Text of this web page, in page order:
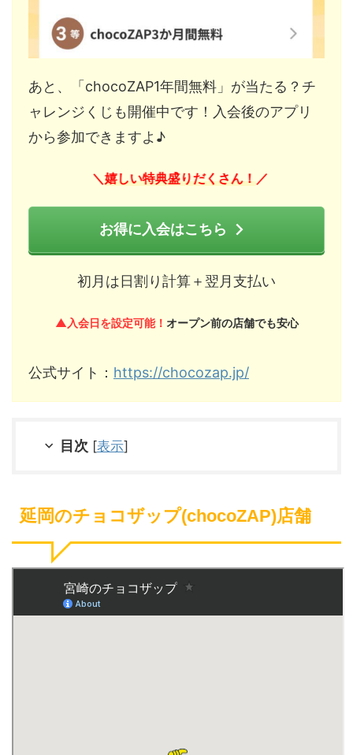
あと、「chocoZAP1年間無料」が当たる？チ
ャレンジくじも開催中です！入会後のアプリ
から参加できますよ♪
＼嬉しい特典盛りだくさん！ ／
お得に入会はこちら
初月は日割り計算＋翌月支払い
▲入会日を設定可能！ オープン前の店舗でも安心
公式サイト： https://chocozap.jp/
目次 [表示]
延岡のチョコザップ(chocoZAP)店舗